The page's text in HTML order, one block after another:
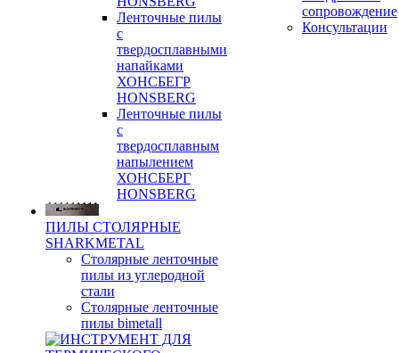
Ленточные пилы
с
твердосплавными
напайками
ХОНСБЕГР
HONSBERG
Ленточные пилы
с
твердосплавным
напылением
ХОНСБЕРГ
HONSBERG
ПИЛЫ СТОЛЯРНЫЕ
SHARKMETAL
Столярные ленточные
пилы из углеродной
стали
Столярные ленточные
пилы bimetall
сопровождение
Консультации